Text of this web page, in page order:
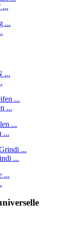
...
...
...
...